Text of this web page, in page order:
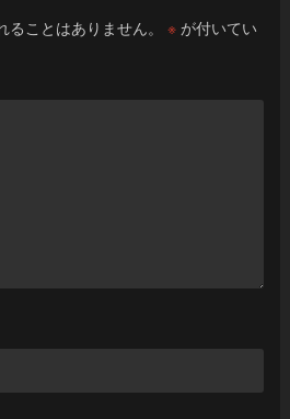
ことはありません。 ※が付いてい